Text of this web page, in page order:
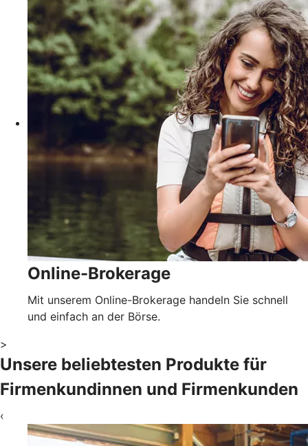
Online-Brokerage
Mit unserem Online-Brokerage handeln Sie schnell
und einfach an der Börse.
>
Unsere beliebtesten Produkte für
Firmenkundinnen und Firmenkunden
‹